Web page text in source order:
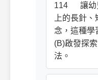
114 讓幼
上的長針
念，這種學
(B)啟發探
法。